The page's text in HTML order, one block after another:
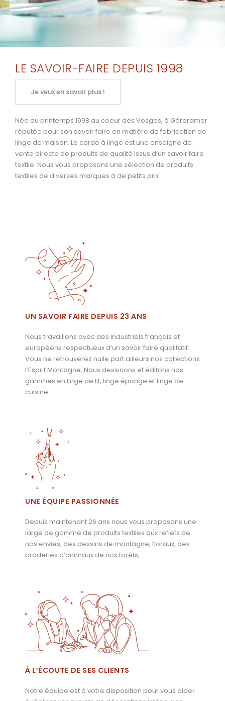
LE SAVOIR-FAIRE DEPUIS 1998
Je veux en savoir plus !
Née au printemps 1998 au coeur des Vosges, à Gérardmer
réputée pour son savoir faire en matière de fabrication de
linge de maison. La corde à linge est une enseigne de
vente directe de produits de qualité issus d’un savoir faire
textile. Nous vous proposons une sélection de produits
textiles de diverses marques à de petits prix
UN SAVOIR FAIRE DEPUIS 23 ANS
Nous travaillons avec des industriels français et
européens respectueux d’un savoir faire qualitatif.
Vous ne retrouverez nulle part ailleurs nos collections
l’Esprit Montagne, Nous dessinons et éditons nos
gammes en linge de lit, linge éponge et linge de
cuisine.
UNE ÉQUIPE PASSIONNÉE
Depuis maintenant 26 ans nous vous proposons une
large de gamme de produits textiles aux reflets de
nos envies, des dessins de montagne, floraux, des
broderies d’animaux de nos forêts, …
À L’ÉCOUTE DE SES CLIENTS
Notre équipe est à votre disposition pour vous aider